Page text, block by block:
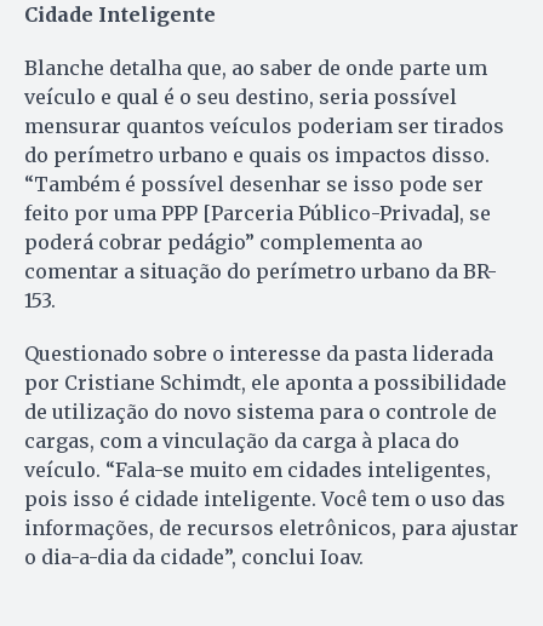
Cidade Inteligente
Blanche detalha que, ao saber de onde parte um
veículo e qual é o seu destino, seria possível
mensurar quantos veículos poderiam ser tirados
do perímetro urbano e quais os impactos disso.
“Também é possível desenhar se isso pode ser
feito por uma PPP [Parceria Público-Privada], se
poderá cobrar pedágio” complementa ao
comentar a situação do perímetro urbano da BR-
153.
Questionado sobre o interesse da pasta liderada
por Cristiane Schimdt, ele aponta a possibilidade
de utilização do novo sistema para o controle de
cargas, com a vinculação da carga à placa do
veículo. “Fala-se muito em cidades inteligentes,
pois isso é cidade inteligente. Você tem o uso das
informações, de recursos eletrônicos, para ajustar
o dia-a-dia da cidade”, conclui Ioav.